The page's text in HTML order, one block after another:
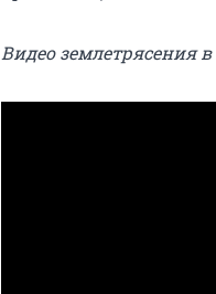
Видео землетрясения